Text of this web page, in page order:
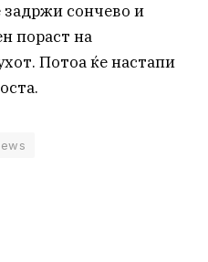
задржи сончево и
пораст на
Потоа ќе настапи